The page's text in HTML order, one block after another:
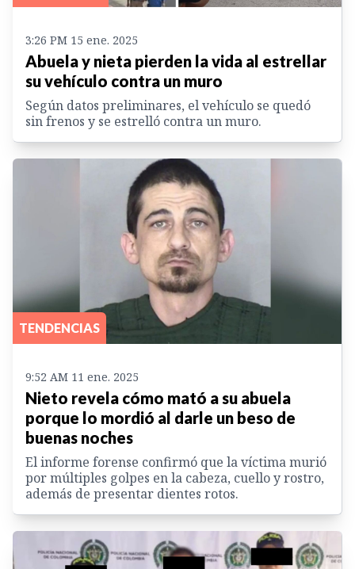
3:26 PM 15 ene. 2025
Abuela y nieta pierden la vida al estrellar
su vehículo contra un muro
Según datos preliminares, el vehículo se quedó
sin frenos y se estrelló contra un muro.
TENDENCIAS
9:52 AM 11 ene. 2025
Nieto revela cómo mató a su abuela
porque lo mordió al darle un beso de
buenas noches
El informe forense confirmó que la víctima murió
por múltiples golpes en la cabeza, cuello y rostro,
además de presentar dientes rotos.